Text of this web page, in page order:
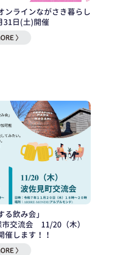
ンラインながさき暮らし
31日(土)開催
る飲み会」
交流会 11/20（木）
催します！！